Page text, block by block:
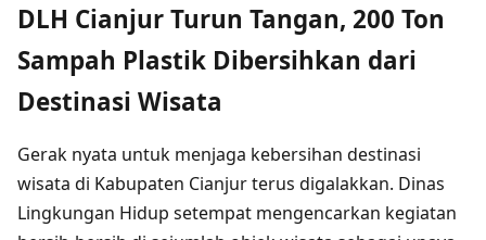
DLH Cianjur Turun Tangan, 200 Ton
Sampah Plastik Dibersihkan dari
Destinasi Wisata
Gerak nyata untuk menjaga kebersihan destinasi
wisata di Kabupaten Cianjur terus digalakkan. Dinas
Lingkungan Hidup setempat mengencarkan kegiatan